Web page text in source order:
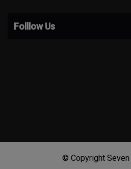
Folllow Us
© Copyright Seven